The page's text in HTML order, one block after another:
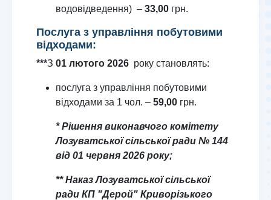
водовідведення) – 33,00 грн.
Послуга з управління побутовими
відходами:
***З 01 лютого 2026 року становлять:
послуга з управління побутовими
відходами за 1 чол. – 59,00 грн.
* Рішення виконавчого комітету
Лозуватської сільської ради № 144
від 01 червня 2026 року;
** Наказ Лозуватської сільської
ради КП "Дерой" Криворізького